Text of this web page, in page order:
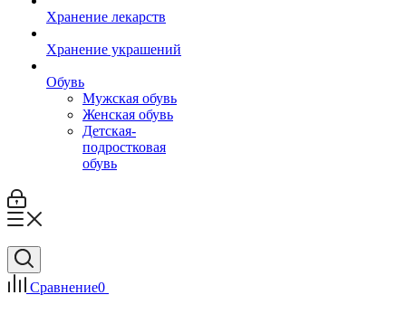
Хранение лекарств
Хранение украшений
Обувь
Мужская обувь
Женская обувь
Детская-
подростковая
обувь
Сравнение0